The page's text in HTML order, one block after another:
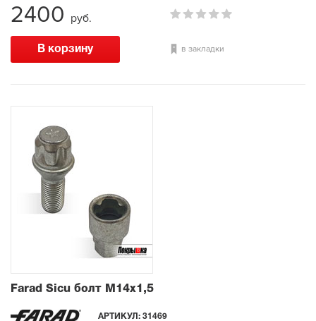
в закладки
2400 руб.
Farad Sicu болт М14x1,5
АРТИКУЛ: 31469